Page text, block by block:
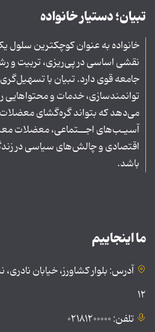
تبیان؛ دستیار خانواده
خانواده به عنوان کوچکترین سلول
نقشی اساسی در پی‌ریزی، تربیت و
جامعه قوی دارد. تبیان با
توانمندسازی، خدمات و محتواهایی را
می‌دهد که بتواند گره‌گشای
آسیـب‌های اجــتماعی، معضلات
اقتصادی و چالش‌های سیاسی در
باشد.
ما اینجاییم
آدرس: بلوار کشاورز، خیابان
۱۲
تلفن: ۰۲۱۸۱۲۰۰۰۰۰